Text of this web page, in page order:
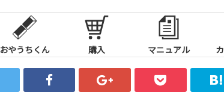
おやうちくん 購入 マニュアル